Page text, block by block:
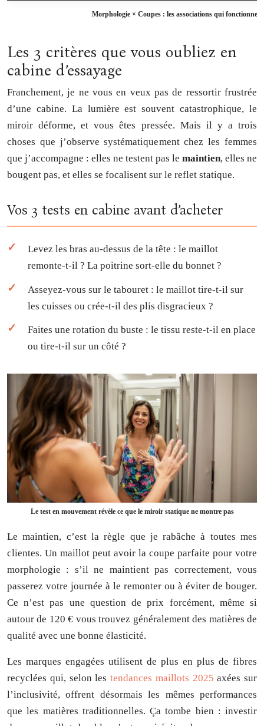
Morphologie × Coupes : les associations qui fonctionnent
Les 3 critères que vous oubliez en
cabine d’essayage
Franchement, je ne vous en veux pas de ressortir frustrée
d’une cabine. La lumière est souvent catastrophique, le
miroir déforme, et vous êtes pressée. Mais il y a trois
choses que j’observe systématiquement chez les femmes
que j’accompagne : elles ne testent pas le maintien, elles ne
bougent pas, et elles se focalisent sur le reflet statique.
Vos 3 tests en cabine avant d’acheter
Levez les bras au-dessus de la tête : le maillot
remonte-t-il ? La poitrine sort-elle du bonnet ?
Asseyez-vous sur le tabouret : le maillot tire-t-il sur
les cuisses ou crée-t-il des plis disgracieux ?
Faites une rotation du buste : le tissu reste-t-il en place
ou tire-t-il sur un côté ?
Le test en mouvement révèle ce que le miroir statique ne montre pas
Le maintien, c’est la règle que je rabâche à toutes mes
clientes. Un maillot peut avoir la coupe parfaite pour votre
morphologie : s’il ne maintient pas correctement, vous
passerez votre journée à le remonter ou à éviter de bouger.
Ce n’est pas une question de prix forcément, même si
autour de 120 € vous trouvez généralement des matières de
qualité avec une bonne élasticité.
Les marques engagées utilisent de plus en plus de fibres
recyclées qui, selon les tendances maillots 2025 axées sur
l’inclusivité, offrent désormais les mêmes performances
que les matières traditionnelles. Ça tombe bien : investir